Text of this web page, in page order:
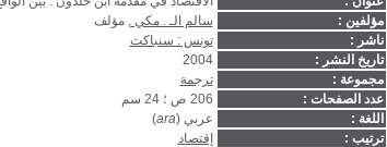
مؤلفين :
سالم الـ . مكي, مؤلف
ناشر :
تونس : سنباكت
تاريخ النشر :
2004
مجموعة :
ترجمة
عدد الصفحات :
206 ص ؛ 24 سم
اللغة :
عربي (ara
)
ترتيب :
إقتصاد